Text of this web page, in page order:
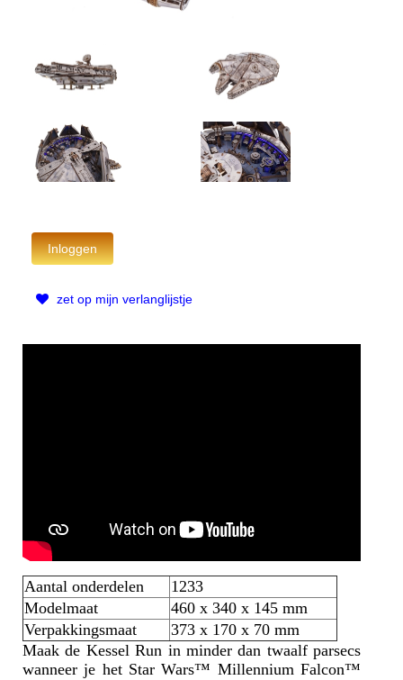
zet op mijn verlanglijstje
Aantal onderdelen
1233
Modelmaat
460 x 340 x 145 mm
Verpakkingsmaat
373 x 170 x 70 mm
Maak de Kessel Run in minder dan twaalf parsecs
wanneer je het Star Wars™ Millennium Falcon™